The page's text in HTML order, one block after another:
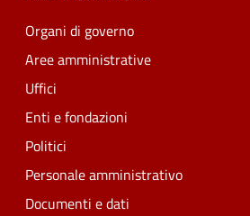
Organi di governo
Aree amministrative
Uffici
Enti e fondazioni
Politici
Personale amministrativo
Documenti e dati